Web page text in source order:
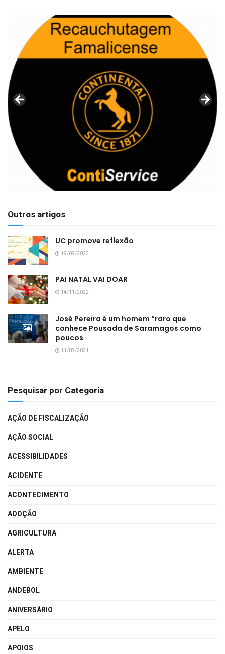
Outros artigos
UC promove reflexão
19/09/2023
PAI NATAL VAI DOAR
14/11/2022
José Pereira é um homem “raro que
conhece Pousada de Saramagos como
poucos
11/07/2021
Pesquisar por Categoria
AÇÃO DE FISCALIZAÇÃO
AÇÃO SOCIAL
ACESSIBILIDADES
ACIDENTE
ACONTECIMENTO
ADOÇÃO
AGRICULTURA
ALERTA
AMBIENTE
ANDEBOL
ANIVERSÁRIO
APELO
APOIOS